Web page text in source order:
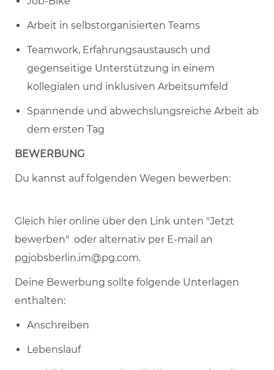
Arbeit in selbstorganisierten Teams
Teamwork, Erfahrungsaustausch und
gegenseitige Unterstützung in einem
kollegialen und inklusiven Arbeitsumfeld
Spannende und abwechslungsreiche Arbeit ab
dem ersten Tag
BEWERBUNG
Du kannst auf folgenden Wegen bewerben:
Gleich hier online über den Link unten "Jetzt
bewerben" oder alternativ per E-mail an
pgjobsberlin.im@pg.com.
Deine Bewerbung sollte folgende Unterlagen
enthalten:
Anschreiben
Lebenslauf